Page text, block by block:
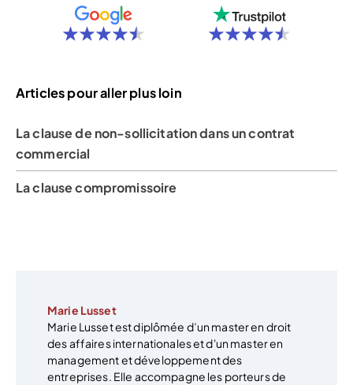
Articles pour aller plus loin
La clause de non-sollicitation dans un contrat
commercial
La clause compromissoire
Marie Lusset
Marie Lusset est diplômée d’un master en droit
des affaires internationales et d'un master en
management et développement des
entreprises. Elle accompagne les porteurs de